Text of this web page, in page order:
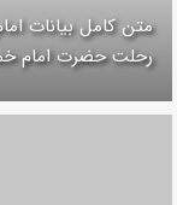
متن کامل بیانات
رحلت حضرت امام